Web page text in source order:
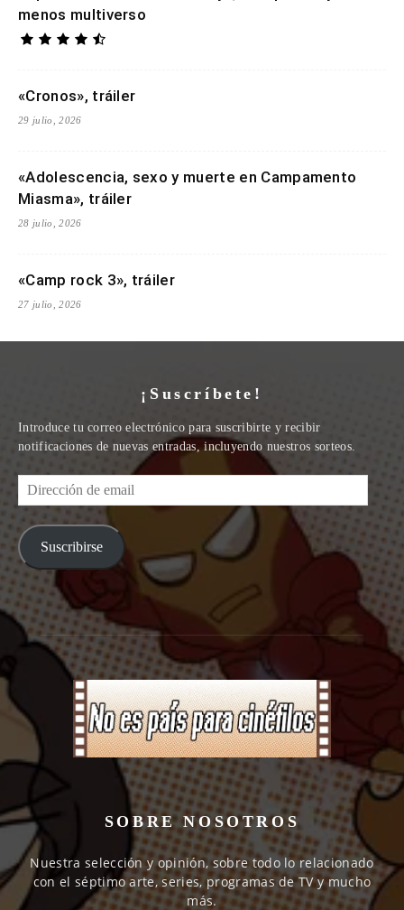
menos multiverso
«Cronos», tráiler
29 julio, 2026
«Adolescencia, sexo y muerte en Campamento
Miasma», tráiler
28 julio, 2026
«Camp rock 3», tráiler
27 julio, 2026
¡Suscríbete!
Introduce tu correo electrónico para suscribirte y recibir
notificaciones de nuevas entradas, incluyendo nuestros sorteos.
Dirección
de
email
Suscribirse
SOBRE NOSOTROS
Nuestra selección y opinión, sobre todo lo relacionado
con el séptimo arte, series, programas de TV y mucho
más.